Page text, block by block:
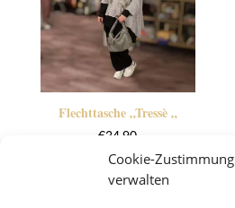
Cookie-Zustimmung
verwalten
Flechttasche „Tressè „
€34,90